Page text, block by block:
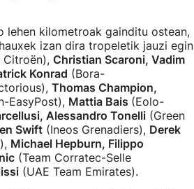
lehen kilometroak gainditu ostean,
izan dira tropeletik jauzi egin
Citroën), Christian Scaroni, Vadim
Konrad (Bora-
Thomas Champion,
EasyPost), Mattia Bais (Eolo-
Alessandro Tonelli (Green
Swift (Ineos Grenadiers), Derek
Michael Hepburn, Filippo
(Team Corratec-Selle
(UAE Team Emirates).